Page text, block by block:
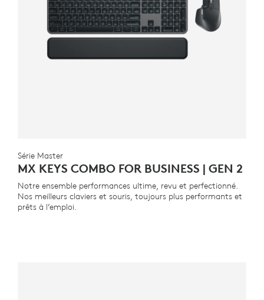
Série Master
MX KEYS COMBO FOR BUSINESS | GEN 2
Notre ensemble performances ultime, revu et perfectionné.
Nos meilleurs claviers et souris, toujours plus performants et
prêts à l’emploi.